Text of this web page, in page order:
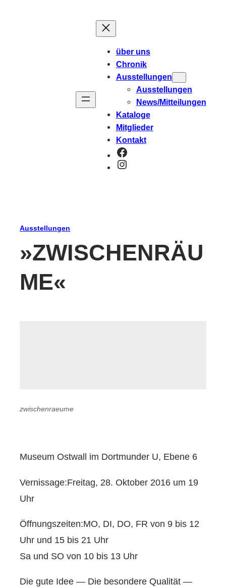
über uns
Chronik
Ausstellungen
Ausstellungen
News/Mitteilungen
Kataloge
Mitglieder
Kontakt
Facebook
Instagram
Ausstellungen
»ZWISCHENRÄU
ME«
zwischenraeume
Museum Ostwall im Dortmunder U, Ebene 6
Vernissage:Freitag, 28. Oktober 2016 um 19
Uhr
Öffnungszeiten:MO, DI, DO, FR von 9 bis 12
Uhr und 15 bis 21 Uhr
Sa und SO von 10 bis 13 Uhr
Die gute Idee — Die besondere Qualität —